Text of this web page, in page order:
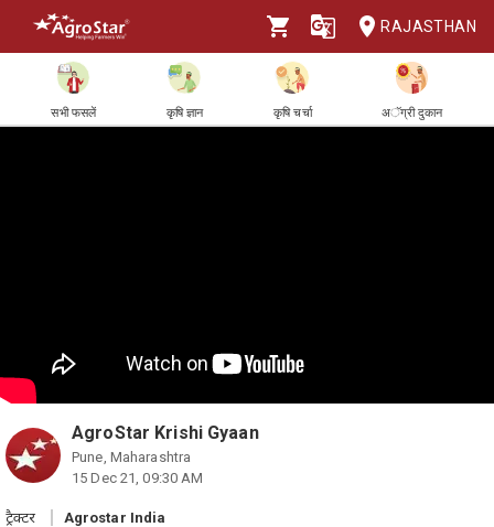
RAJASTHAN
सभी फसलें कृषि ज्ञान कृषि चर्चा अॅग्री दुकान
AgroStar Krishi Gyaan
Pune, Maharashtra
15 Dec 21, 09:30 AM
ट्रैक्टर Agrostar India